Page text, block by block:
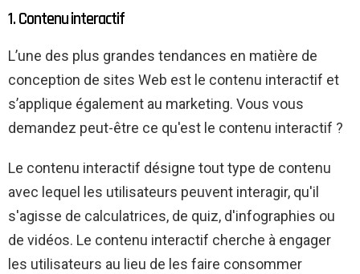
1. Contenu interactif
L’une des plus grandes tendances en matière de
conception de sites Web est le contenu interactif et
s’applique également au marketing. Vous vous
demandez peut-être ce qu'est le contenu interactif ?
Le contenu interactif désigne tout type de contenu
avec lequel les utilisateurs peuvent interagir, qu'il
s'agisse de calculatrices, de quiz, d'infographies ou
de vidéos. Le contenu interactif cherche à engager
les utilisateurs au lieu de les faire consommer